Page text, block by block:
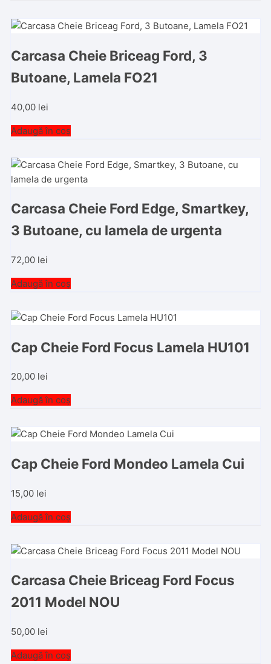
Carcasa Cheie Briceag Ford, 3
Butoane, Lamela FO21
40,00 lei
Adaugă în coș
Carcasa Cheie Ford Edge, Smartkey,
3 Butoane, cu lamela de urgenta
72,00 lei
Adaugă în coș
Cap Cheie Ford Focus Lamela HU101
20,00 lei
Adaugă în coș
Cap Cheie Ford Mondeo Lamela Cui
15,00 lei
Adaugă în coș
Carcasa Cheie Briceag Ford Focus
2011 Model NOU
50,00 lei
Adaugă în coș